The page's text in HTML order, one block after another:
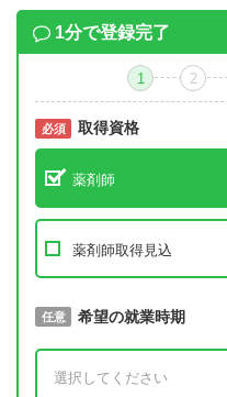
1分で登録完了
1 2
必須 取得資格
薬剤師
薬剤師取得見込
必須 取得予定年
任意 希望の就業時期